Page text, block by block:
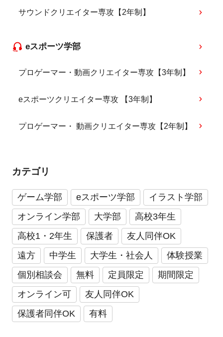
サウンドクリエイター専攻【2年制】
eスポーツ学部
プロゲーマー・動画クリエイター専攻【3年制】
eスポーツクリエイター専攻 【3年制】
プロゲーマー・ 動画クリエイター専攻【2年制】
カテゴリ
ゲーム学部 eスポーツ学部
イラスト学部
オンライン学部
大学部
高校3年生
高校1・2年生
保護者
友人同伴OK
遠方
中学生 大学生・社会人
体験授業
個別相談会
無料 定員限定
期間限定
オンライン可
友人同伴OK
保護者同伴OK
有料